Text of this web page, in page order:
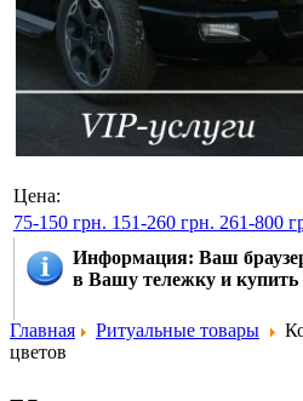
Цена:
75-150 грн. 151-260 грн. 261-800
Информация: Ваш
в Вашу тележку и купить
Главная Ритуальные товары
цветов